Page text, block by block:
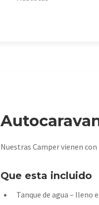
Nuestras Camper vienen
Que esta incluido
Tanque de agua – lleno